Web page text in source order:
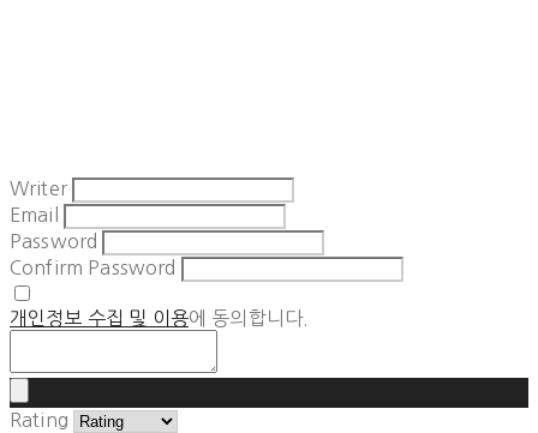
Writer
Email
Password
Confirm Password
개인정보 수집 및 이용에 동의합니다.
Rating